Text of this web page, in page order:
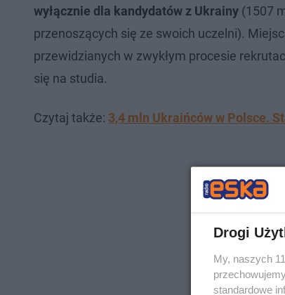
wyłącznie dla kandydatów z Ukrainy (1507
przenoszących się ze swoich uczelni).
przewidzianych w zwykłym procesie
się na studia.
Czytaj także: 3,4 mln Ukraińców w Polsce.
Drogi
My, naszych
standardowe